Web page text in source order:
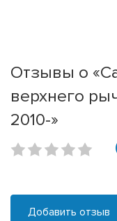
Отзывы о
верхнего
2010-»
Добавить отзыв